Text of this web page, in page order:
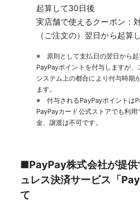
起算して30日後
実店舗で使えるクーポン：
（ご注文の）翌日から起算
※ 原則として支払日の翌日から起
PayPayポイントを付与しますが
システム上の都合により付与時期
ます。
※ 付与されるPayPayポイントは
PayPayカード公式ストアでも利用
金、譲渡は不可です。
■PayPay株式会社が提供
ュレス決済サービス「
て